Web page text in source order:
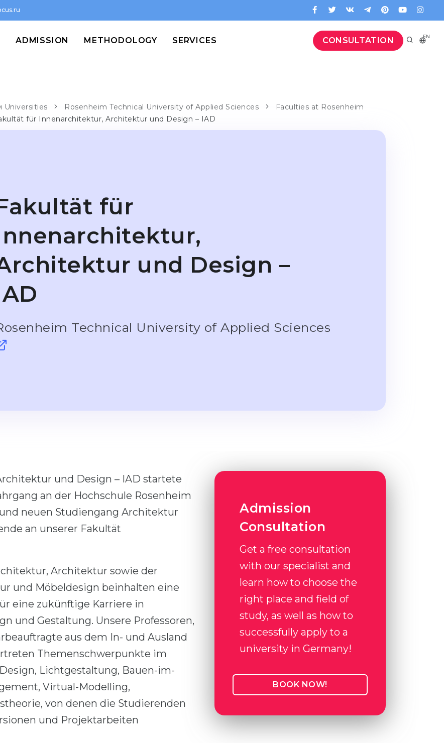
CONSULTATION EN
ADMISSION METHODOLOGY SERVICES
Universities Rosenheim Technical University of Applied Sciences
Faculties at Rosenheim
für Innenarchitektur, Architektur und Design – IAD
für
und Design –
Technical University of Applied Sciences
und Design – IAD startete
an der Hochschule Rosenheim
neuen Studiengang Architektur
an unserer Fakultät
Architektur sowie der
und Möbeldesign beinhalten eine
eine zukünftige Karriere in
und Gestaltung. Unsere Professoren,
aus dem In- und Ausland
Themenschwerpunkte im
Lichtgestaltung, Bauen-im-
Virtual-Modelling,
von denen die Studierenden
und Projektarbeiten
Admission
Consultation
Get a free consultation
with our specialist and
learn how to choose the
right place and field of
study, as well as how to
successfully apply to a
university in Germany!
BOOK NOW!